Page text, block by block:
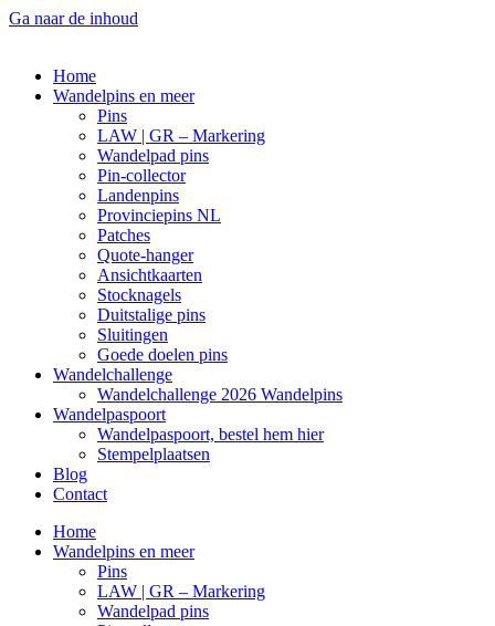
Ga naar de inhoud
Home
Wandelpins en meer
Pins
LAW | GR – Markering
Wandelpad pins
Pin-collector
Landenpins
Provinciepins NL
Patches
Quote-hanger
Ansichtkaarten
Stocknagels
Duitstalige pins
Sluitingen
Goede doelen pins
Wandelchallenge
Wandelchallenge 2026 Wandelpins
Wandelpaspoort
Wandelpaspoort, bestel hem hier
Stempelplaatsen
Blog
Contact
Home
Wandelpins en meer
Pins
LAW | GR – Markering
Wandelpad pins